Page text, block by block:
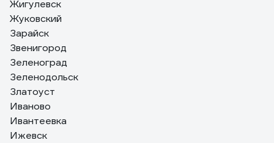
Жигулевск
Жуковский
Зарайск
Звенигород
Зеленоград
Зеленодольск
Златоуст
Иваново
Ивантеевка
Ижевск